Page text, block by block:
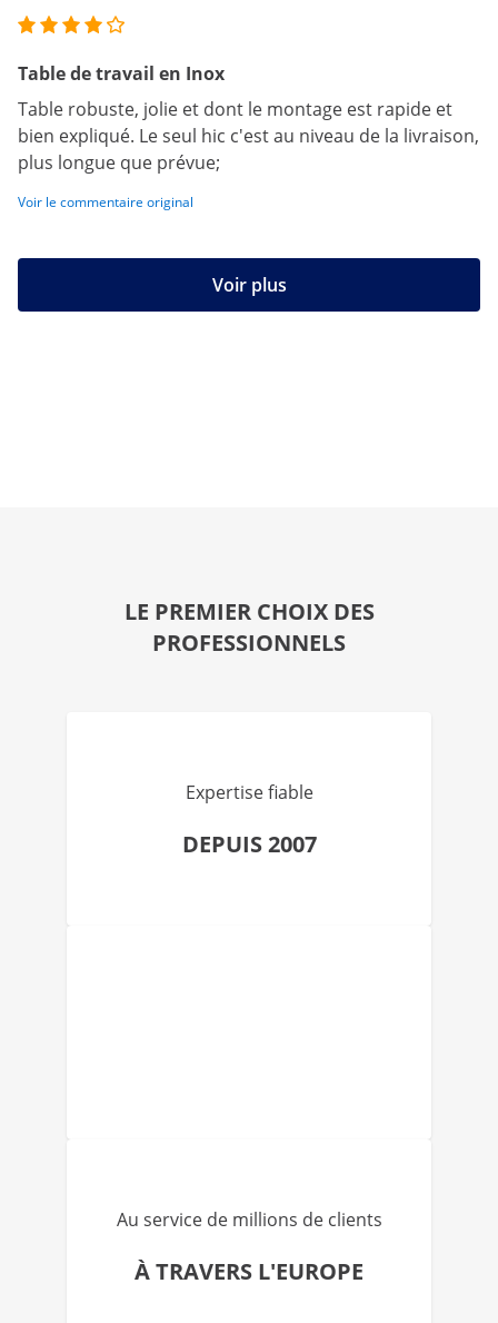
Table de travail en Inox
Table robuste, jolie et dont le montage est rapide et
bien expliqué. Le seul hic c'est au niveau de la livraison,
plus longue que prévue;
Voir le commentaire original
Voir plus
LE PREMIER CHOIX DES
PROFESSIONNELS
Expertise fiable
DEPUIS 2007
Au service de millions de clients
À TRAVERS L'EUROPE